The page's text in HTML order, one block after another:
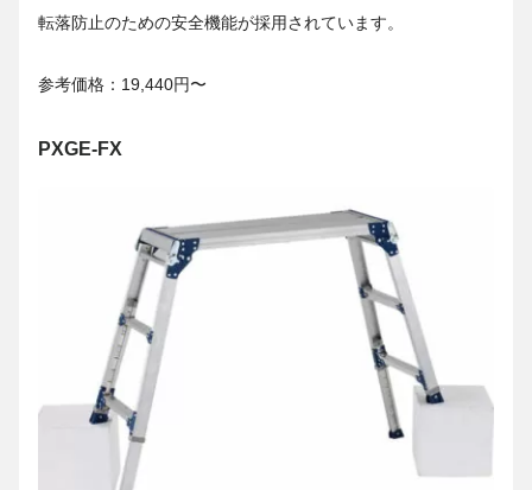
転落防止のための安全機能が採用されています。
参考価格：19,440円〜
PXGE-FX